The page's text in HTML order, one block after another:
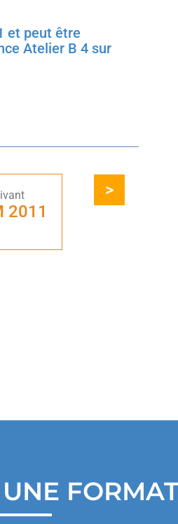
et peut être
Atelier B 4 sur
2011